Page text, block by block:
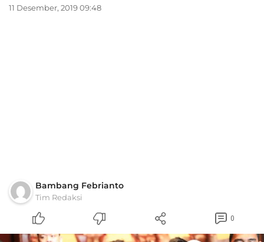
11 Desember, 2019 09:48
Bambang Febrianto
Tim Redaksi
0